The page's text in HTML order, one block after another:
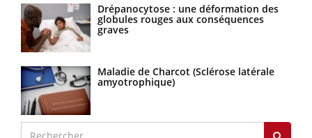
Drépanocytose : une déformation des
globules rouges aux conséquences
graves
Maladie de Charcot (Sclérose latérale
amyotrophique)